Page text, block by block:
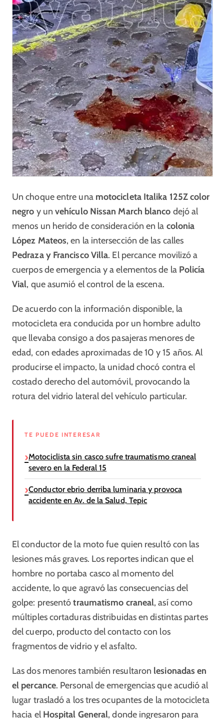
Un choque entre una motocicleta Italika 125Z color
negro y un vehículo Nissan March blanco dejó al
menos un herido de consideración en la colonia
López Mateos, en la intersección de las calles
Pedraza y Francisco Villa. El percance movilizó a
cuerpos de emergencia y a elementos de la Policía
Vial, que asumió el control de la escena.
De acuerdo con la información disponible, la
motocicleta era conducida por un hombre adulto
que llevaba consigo a dos pasajeras menores de
edad, con edades aproximadas de 10 y 15 años. Al
producirse el impacto, la unidad chocó contra el
costado derecho del automóvil, provocando la
rotura del vidrio lateral del vehículo particular.
TE PUEDE INTERESAR
Motociclista sin casco sufre traumatismo craneal
severo en la Federal 15
Conductor ebrio derriba luminaria y provoca
accidente en Av. de la Salud, Tepic
El conductor de la moto fue quien resultó con las
lesiones más graves. Los reportes indican que el
hombre no portaba casco al momento del
accidente, lo que agravó las consecuencias del
golpe: presentótraumatismo craneal, así como
múltiples cortaduras distribuidas en distintas partes
del cuerpo, producto del contacto con los
fragmentos de vidrio y el asfalto.
Las dos menores también resultaron lesionadas en
el percance. Personal de emergencias que acudió al
lugar trasladó a los tres ocupantes de la motocicleta
hacia el Hospital General, donde ingresaron para